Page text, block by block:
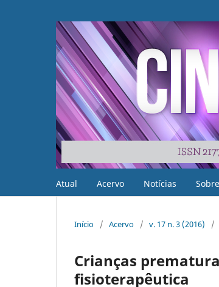
Atual Acervo Notícias Sobre
Início / Acervo / v. 17 n. 3 (2016) /
Crianças
fisioterapêutica